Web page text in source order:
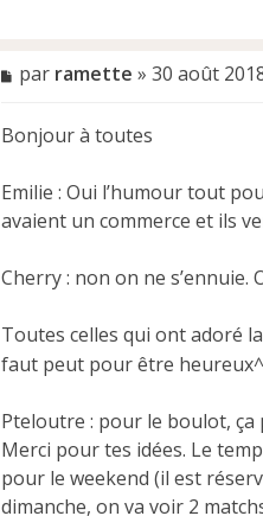
M
e
s
g
e
n
n
par ramette » 30 août
Bonjour à toutes
Emilie : Oui l’humour tout
avaient un commerce et ils
Cherry : non on ne
Toutes celles qui ont adoré
faut peut pour être
Pteloutre : pour le boulot, ça
Merci pour tes idées. Le
pour le weekend (il est
dimanche, on va voir 2